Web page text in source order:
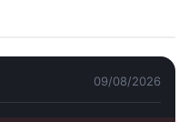
09/08/2026